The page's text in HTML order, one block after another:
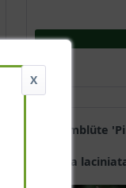
Schaumblüte
Tiarella
X